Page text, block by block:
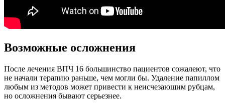
Возможные осложнения
После лечения ВПЧ 16 большинство пациентов сожалеют, что
не начали терапию раньше, чем могли бы. Удаление папиллом
любым из методов может привести к неисчезающим рубцам,
но осложнения бывают серьезнее.